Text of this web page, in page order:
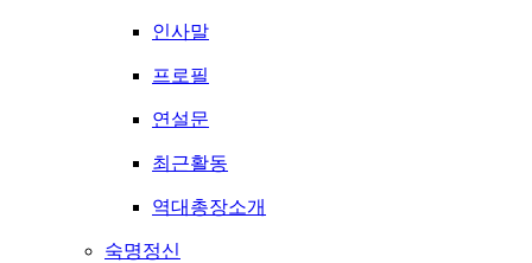
인사말
프로필
연설문
최근활동
역대총장소개
숙명정신